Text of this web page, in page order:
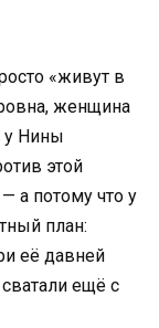
«живут в
женщина
у Нины
этой
а потому что у
план:
её давней
ещё с